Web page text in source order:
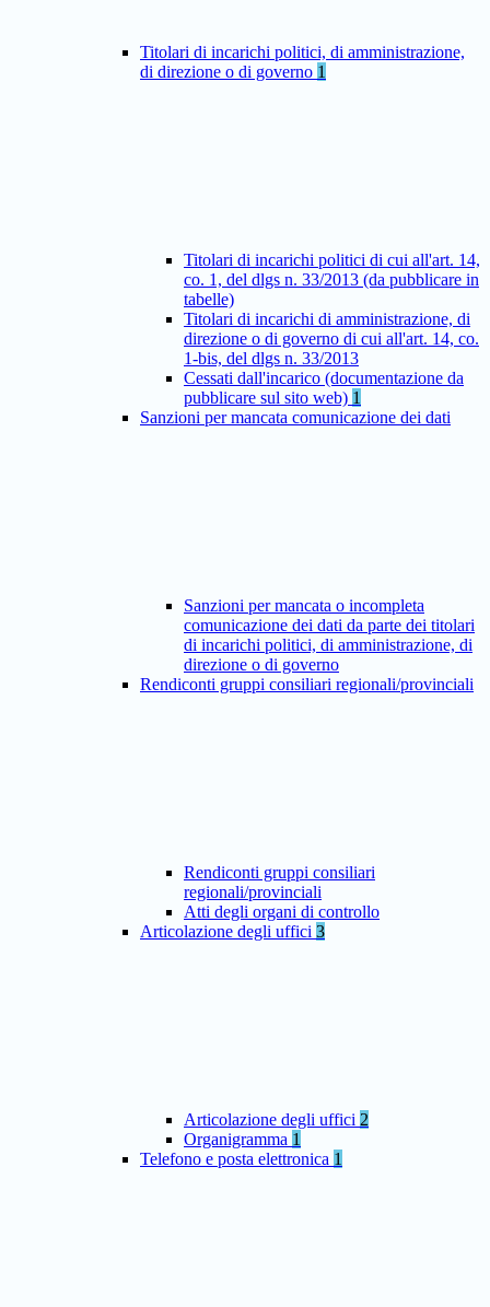
Titolari di incarichi politici, di amministrazione,
di direzione o di governo 1
Titolari di incarichi politici di cui all'art. 14,
co. 1, del dlgs n. 33/2013 (da pubblicare in
tabelle)
Titolari di incarichi di amministrazione, di
direzione o di governo di cui all'art. 14, co.
1-bis, del dlgs n. 33/2013
Cessati dall'incarico (documentazione da
pubblicare sul sito web) 1
Sanzioni per mancata comunicazione dei dati
Sanzioni per mancata o incompleta
comunicazione dei dati da parte dei titolari
di incarichi politici, di amministrazione, di
direzione o di governo
Rendiconti gruppi consiliari regionali/provinciali
Rendiconti gruppi consiliari
regionali/provinciali
Atti degli organi di controllo
Articolazione degli uffici 3
Articolazione degli uffici 2
Organigramma 1
Telefono e posta elettronica 1